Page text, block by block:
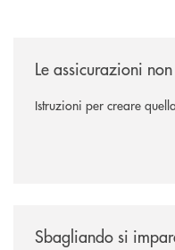
Le assicurazioni
Istruzioni per creare
Sbagliando si